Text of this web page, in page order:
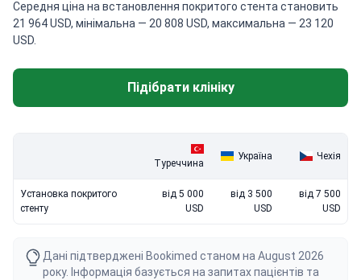
Середня ціна на встановлення покритого стента становить
21 964 USD, мінімальна — 20 808 USD, максимальна — 23 120
USD.
Підібрати клініку
Туреччина
Україна Чехія
Установка покритого
стенту
від 5 000
USD
від 3 500
USD
від 7 500
USD
Дані підтверджені Bookimed станом на August 2026
року. Інформація базується на запитах пацієнтів та